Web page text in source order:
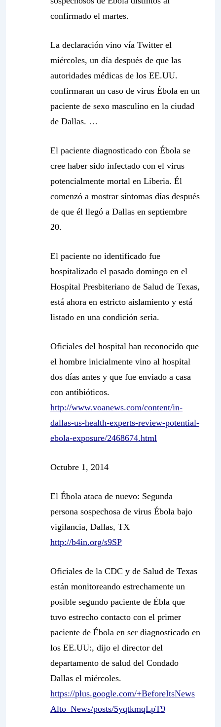
confirmado el martes.
La declaración vino vía Twitter el
miércoles, un día después de que las
autoridades médicas de los EE.UU.
confirmaran un caso de virus Ébola en un
paciente de sexo masculino en la ciudad
de Dallas. …
El paciente diagnosticado con Ébola se
cree haber sido infectado con el virus
potencialmente mortal en Liberia. Él
comenzó a mostrar síntomas días después
de que él llegó a Dallas en septiembre
20.
El paciente no identificado fue
hospitalizado el pasado domingo en el
Hospital Presbiteriano de Salud de Texas,
está ahora en estricto aislamiento y está
listado en una condición seria.
Oficiales del hospital han reconocido que
el hombre inicialmente vino al hospital
dos días antes y que fue enviado a casa
con antibióticos.
http://www.voanews.com/content/in-
dallas-us-health-experts-review-potential-
ebola-exposure/2468674.html
Octubre 1, 2014
El Ébola ataca de nuevo: Segunda
persona sospechosa de virus Ébola bajo
vigilancia, Dallas, TX
http://b4in.org/s9SP
Oficiales de la CDC y de Salud de Texas
están monitoreando estrechamente un
posible segundo paciente de Ébla que
tuvo estrecho contacto con el primer
paciente de Ébola en ser diagnosticado en
los EE.UU:, dijo el director del
departamento de salud del Condado
Dallas el miércoles.
https://plus.google.com/+BeforeItsNews
Alto_News/posts/5yqtkmqLpT9